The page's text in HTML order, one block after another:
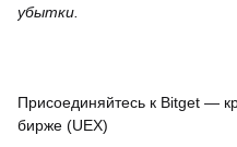
убытки.
Присоединяйтесь к Bitget —
бирже (UEX)